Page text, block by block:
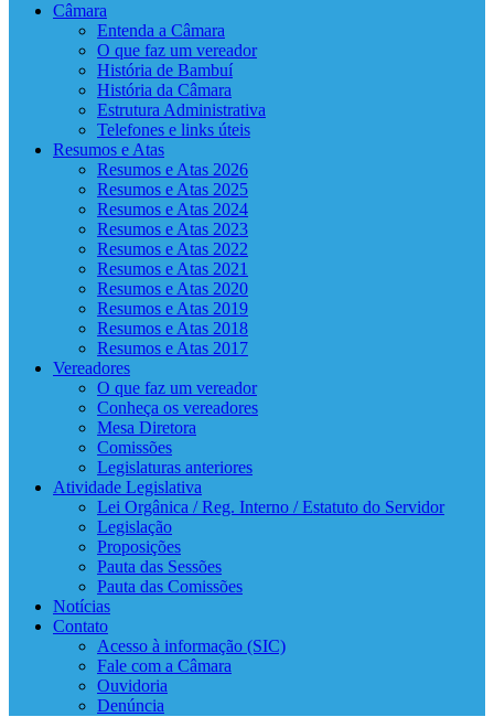
Câmara
Entenda a Câmara
O que faz um vereador
História de Bambuí
História da Câmara
Estrutura Administrativa
Telefones e links úteis
Resumos e Atas
Resumos e Atas 2026
Resumos e Atas 2025
Resumos e Atas 2024
Resumos e Atas 2023
Resumos e Atas 2022
Resumos e Atas 2021
Resumos e Atas 2020
Resumos e Atas 2019
Resumos e Atas 2018
Resumos e Atas 2017
Vereadores
O que faz um vereador
Conheça os vereadores
Mesa Diretora
Comissões
Legislaturas anteriores
Atividade Legislativa
Lei Orgânica / Reg. Interno / Estatuto do Servidor
Legislação
Proposições
Pauta das Sessões
Pauta das Comissões
Notícias
Contato
Acesso à informação (SIC)
Fale com a Câmara
Ouvidoria
Denúncia